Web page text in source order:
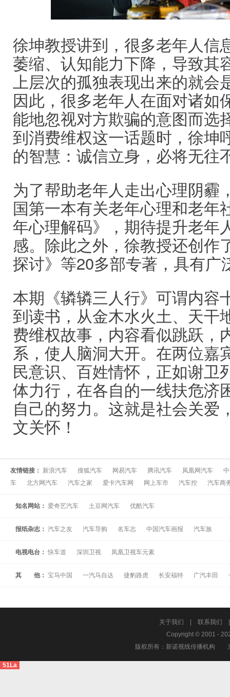
徐坤教授讲到，很多老年人信
萎缩、认知能力下降，导致其
上层次的孤独表现出来的就会
因此，很多老年人在面对诸如
能地忽视对方欺骗的意图而选
到消费维权这一话题时，徐坤
的智慧：诚信立身，必将无往
为了帮助老年人走出心理阴霾
国第一本有关老年心理和老
年心理解码》，期待提升老年
感。除此之外，徐教授还创作
探讨》等20多部专著，具有广
本期《辚辚三人行》可谓内容
到读书，从金木水火土、天干
费维权故事，内容看似跳跃，
系，使人脑洞大开。在两位嘉
民意识、百姓情怀，正如谢卫
体力行，在各自的一线扶危济
自己的努力。这就是社会关爱
文关怀！
友情链接： 新浪汽车 搜狐汽车 网易汽车 腾讯汽车 凤凰网汽车
车
北方网汽车 汽车之家 爱卡汽车网 网上车市 汽车控 汽车商
知名网站： 爱奇艺汽车 土豆网汽车 优酷汽车
报纸杂志： 汽车之友 汽车导购 名车志 中国汽车画报 汽车族
电视电台： 快车道 深圳卫视 凤凰卫视车元素
其 他： 宝马中国 一汽马自达 捷豹路虎 长安福特 广汽丰田
关于我们 联系我们
Copyright © 2001 -
版权所有：新诺视线传播机构
51La